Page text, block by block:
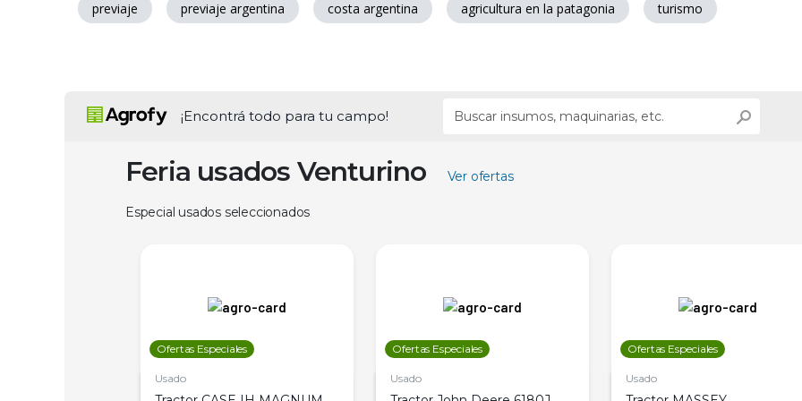
previaje previaje argentina costa argentina agricultura en la patagonia turismo
¡Encontrá todo para tu campo!
Feria usados Venturino Ver ofertas
Especial usados seleccionados
Ofertas Especiales
Usado
Ofertas Especiales
Usado
Ofertas Especiales
Usado